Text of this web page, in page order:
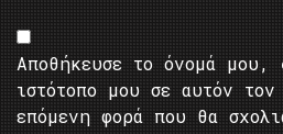
Αποθήκευσε το όνομά
ιστότοπο μου σε αυτόν
επόμενη φορά που θα